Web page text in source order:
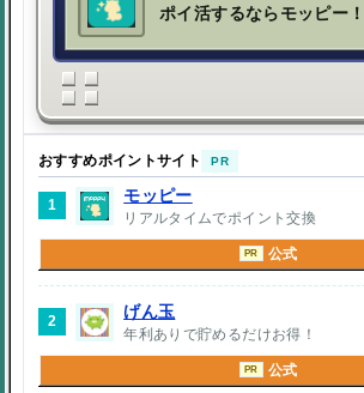
ポイ活するならモッピー！
おすすめポイントサイト PR
1
モッピー
リアルタイムでポイント交換
PR 公式
2
げん玉
年利ありで貯めるだけお得！
PR 公式